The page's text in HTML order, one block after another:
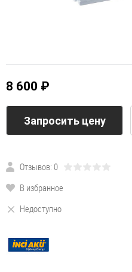
8 600 ₽
Запросить цену
Отзывов: 0
В избранное
Недоступно